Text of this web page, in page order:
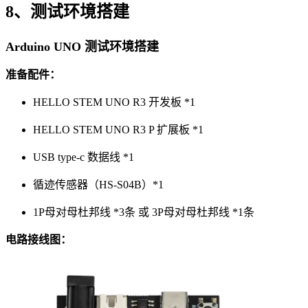
8、测试环境搭建
Arduino UNO 测试环境搭建
准备配件：
HELLO STEM UNO R3 开发板 *1
HELLO STEM UNO R3 P 扩展板 *1
USB type-c 数据线 *1
循迹传感器（HS-S04B）*1
1P母对母杜邦线 *3条 或 3P母对母杜邦线 *1条
电路接线图：